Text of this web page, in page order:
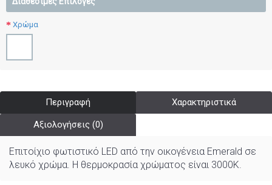
Χρώμα
Περιγραφή Χαρακτηριστικά
Αξιολογήσεις (0)
Επιτοίχιο φωτιστικό LED από την οικογένεια Emerald σε
λευκό χρώμα. Η θερμοκρασία χρώματος είναι 3000K.